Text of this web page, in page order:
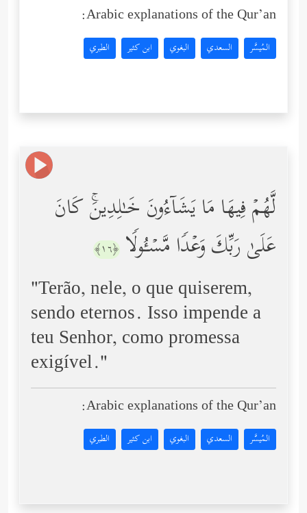
Arabic explanations of the Qur’an:
المُيسَّر السعدي البغوي ابن كثير الطبري
لَّهُمۡ فِیهَا مَا یَشَاۤءُونَ خَـٰلِدِینَۚ كَانَ
عَلَىٰ رَبِّكَ وَعۡدࣰا مَّسۡـُٔولࣰا ﴿١٦﴾
"Terão, nele, o que quiserem,
sendo eternos. Isso impende a
teu Senhor, como promessa
exigível."
Arabic explanations of the Qur’an:
المُيسَّر السعدي البغوي ابن كثير الطبري